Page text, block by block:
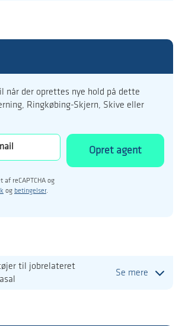
når der oprettes nye hold på dette
Ringkøbing-Skjern, Skive eller
Opret agent
af reCAPTCHA og
og betingelser.
til jobrelateret
Se mere